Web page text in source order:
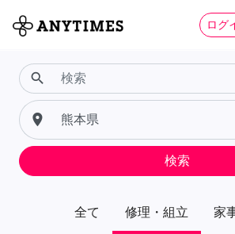
ログ
全て 修理・組立 家
search
place
検索